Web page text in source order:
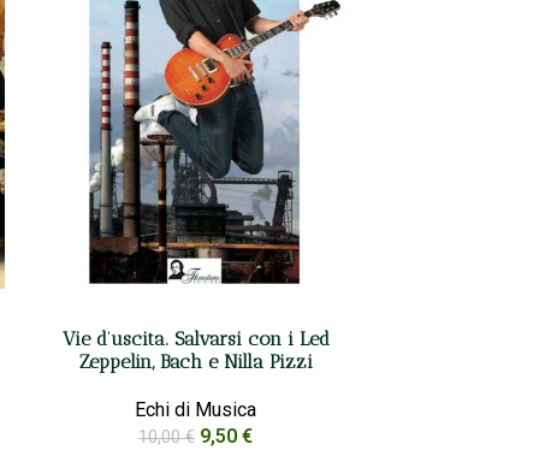
Vie d’uscita. Salvarsi con i Led
Zeppelin, Bach e Nilla Pizzi
Echi di Musica
10,00€ 9,50€